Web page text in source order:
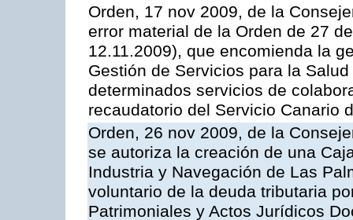
Orden, 17 nov 2009, de la
error material de la Orden de 27
12.11.2009), que encomienda la
Gestión de Servicios para la
determinados servicios de
recaudatorio del Servicio Canario
Orden, 26 nov 2009, de la
se autoriza la creación de una
Industria y Navegación de Las
voluntario de la deuda tributaria
Patrimoniales y Actos Jurídicos